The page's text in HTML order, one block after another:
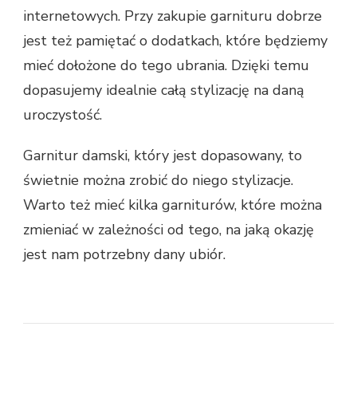
internetowych. Przy zakupie garnituru dobrze
jest też pamiętać o dodatkach, które będziemy
mieć dołożone do tego ubrania. Dzięki temu
dopasujemy idealnie całą stylizację na daną
uroczystość.
Garnitur damski, który jest dopasowany, to
świetnie można zrobić do niego stylizacje.
Warto też mieć kilka garniturów, które można
zmieniać w zależności od tego, na jaką okazję
jest nam potrzebny dany ubiór.